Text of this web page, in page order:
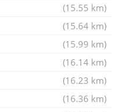
(15.55 km)
(15.64 km)
(15.99 km)
(16.14 km)
(16.23 km)
(16.36 km)